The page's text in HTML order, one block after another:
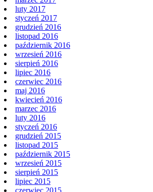
luty 2017
styczeń 2017
grudzień 2016
listopad 2016
październik 2016
wrzesień 2016
sierpień 2016
lipiec 2016
czerwiec 2016
maj 2016
kwiecień 2016
marzec 2016
luty 2016
styczeń 2016
grudzień 2015
listopad 2015
październik 2015
wrzesień 2015
sierpień 2015
lipiec 2015
czerwiec 2015